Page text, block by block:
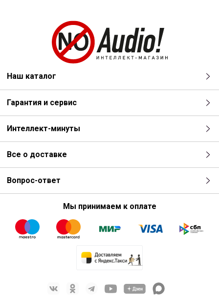
Наш каталог
Гарантия и сервис
Интеллект-минуты
Все о доставке
Вопрос-ответ
Мы принимаем к оплате